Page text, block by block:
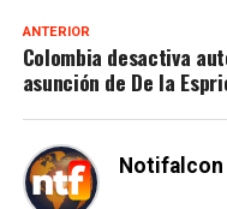
ANTERIOR
Colombia desactiva
asunción de De la
Notifalcon